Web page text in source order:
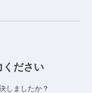
ください
しましたか？